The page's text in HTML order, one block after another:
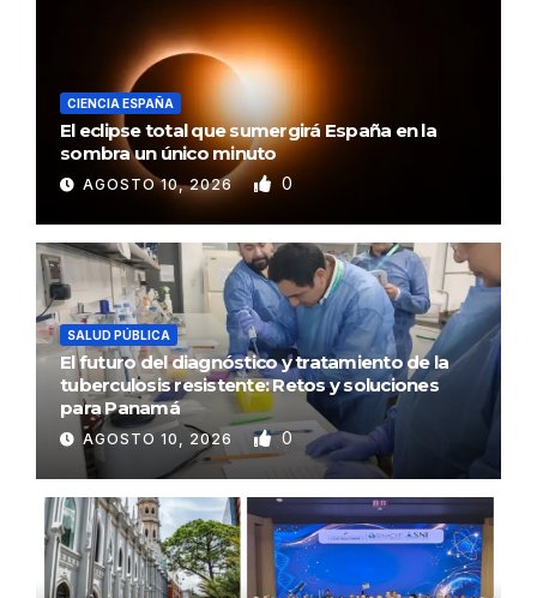
CIENCIA ESPAÑA
El eclipse total que sumergirá España en la
sombra un único minuto
AGOSTO 10, 2026 0
SALUD PÚBLICA
El futuro del diagnóstico y tratamiento de la
tuberculosis resistente: Retos y soluciones
para Panamá
AGOSTO 10, 2026 0